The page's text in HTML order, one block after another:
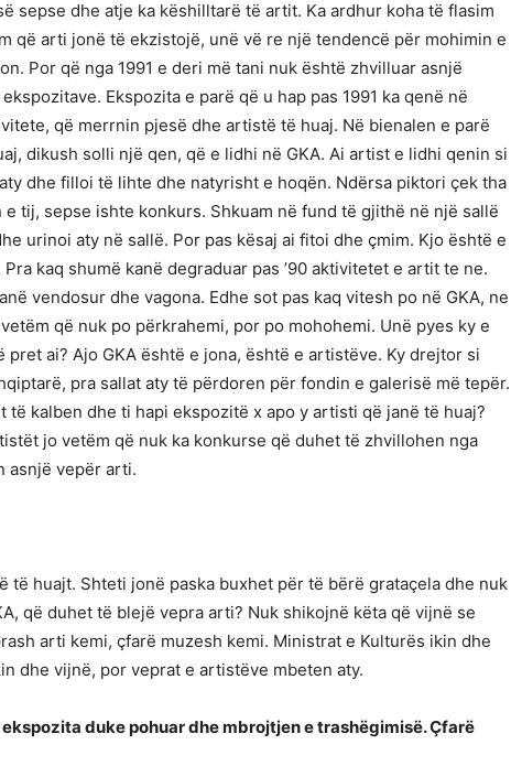
sepse dhe atje ka këshilltarë të artit. Ka ardhur koha të flasim
që arti jonë të ekzistojë, unë vë re një tendencë për mohimin e
Por që nga 1991 e deri më tani nuk është zhvilluar asnjë
Ekspozita e parë që u hap pas 1991 ka qenë në
që merrnin pjesë dhe artistë të huaj. Në bienalen e parë
dikush solli një qen, që e lidhi në GKA. Ai artist e lidhi qenin si
dhe filloi të lihte dhe natyrisht e hoqën. Ndërsa piktori çek tha
tij, sepse ishte konkurs. Shkuam në fund të gjithë në një sallë
urinoi aty në sallë. Por pas kësaj ai fitoi dhe çmim. Kjo është e
kaq shumë kanë degraduar pas ’90 aktivitetet e artit te ne.
vendosur dhe vagona. Edhe sot pas kaq vitesh po në GKA, ne
që nuk po përkrahemi, por po mohohemi. Unë pyes ky e
pret ai? Ajo GKA është e jona, është e artistëve. Ky drejtor si
pra sallat aty të përdoren për fondin e galerisë më tepër.
të kalben dhe ti hapi ekspozitë x apo y artisti që janë të huaj?
jo vetëm që nuk ka konkurse që duhet të zhvillohen nga
asnjë vepër arti.
të huajt. Shteti jonë paska buxhet për të bërë grataçela dhe nuk
që duhet të blejë vepra arti? Nuk shikojnë këta që vijnë se
arti kemi, çfarë muzesh kemi. Ministrat e Kulturës ikin dhe
dhe vijnë, por veprat e artistëve mbeten aty.
duke pohuar dhe mbrojtjen e trashëgimisë. Çfarë